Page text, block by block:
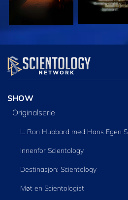
SE
SHOW
Originalserie
L. Ron Hubbard med Hans Egen
Innenfor Scientology
Destinasjon: Scientology
Møt en Scientologist